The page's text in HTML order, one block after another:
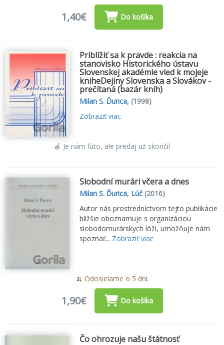
1,40€ Do košíka
Priblížiť sa k pravde : reakcia na
stanovisko Historického ústavu
Slovenskej akadémie vied k mojeje
kniheDejiny Slovenska a Slovákov -
prečítaná (bazár kníh)
Milan S. Ďurica, (1998)
Zobraziť viac
🍎 Je nám ľúto, ale predaj už skončil
Slobodní murári včera a dnes
Milan S. Ďurica, Lúč (2016)
Autor nás prostredníctvom tejto publikácie
bližšie oboznamuje s organizáciou
slobodomurárskych lóží, umožňuje nám
spoznať... Zobraziť viac
🍌 Odosielame o 5 dní.
1,90€ Do košíka
Čo ohrozuje našu štátnosť